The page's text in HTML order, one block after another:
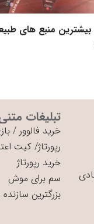
بیشترین منبع های
تبلیغات
خرید فالوور /
رپورتاژ/کیت
خرید رپورتاژ
سم برای موش
بزرگترین